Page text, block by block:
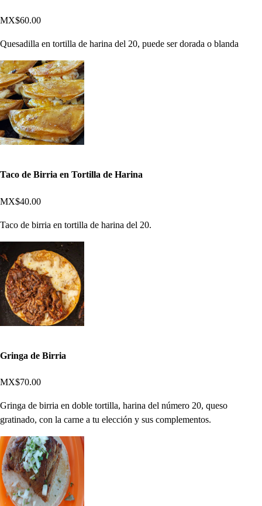
MX$60.00
Quesadilla en tortilla de harina del 20, puede ser dorada o blanda
Taco de Birria en Tortilla de Harina
MX$40.00
Taco de birria en tortilla de harina del 20.
Gringa de Birria
MX$70.00
Gringa de birria en doble tortilla, harina del número 20, queso
gratinado, con la carne a tu elección y sus complementos.